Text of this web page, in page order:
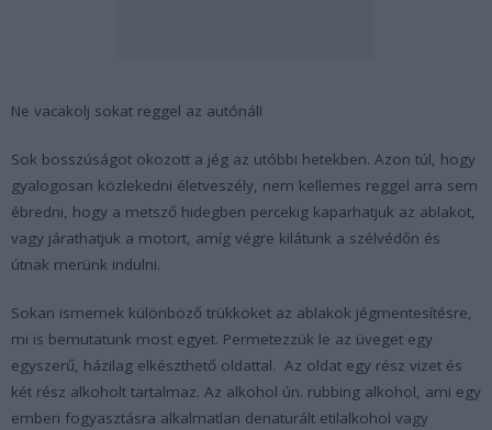
Ne vacakolj sokat reggel az autónál!
Sok bosszúságot okozott a jég az utóbbi hetekben. Azon túl, hogy
gyalogosan közlekedni életveszély, nem kellemes reggel arra sem
ébredni, hogy a metsző hidegben percekig kaparhatjuk az ablakot,
vagy járathatjuk a motort, amíg végre kilátunk a szélvédőn és
útnak merünk indulni.
Sokan ismernek különböző trükköket az ablakok jégmentesítésre,
mi is bemutatunk most egyet. Permetezzük le az üveget egy
egyszerű, házilag elkészthető oldattal. Az oldat egy rész vizet és
két rész alkoholt tartalmaz. Az alkohol ún. rubbing alkohol, ami egy
emberi fogyasztásra alkalmatlan denaturált etilalkohol vagy